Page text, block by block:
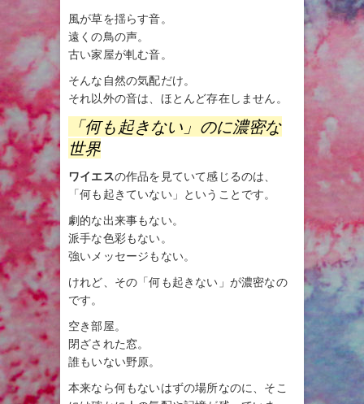
風が草を揺らす音。
遠くの鳥の声。
古い家屋が軋む音。
そんな自然の気配だけ。
それ以外の音は、ほとんど存在しません。
「何も起きない」のに濃密な
世界
ワイエスの作品を見ていて感じるのは、
「何も起きていない」ということです。
劇的な出来事もない。
派手な色彩もない。
強いメッセージもない。
けれど、その「何も起きない」が濃密なの
です。
空き部屋。
閉ざされた窓。
誰もいない野原。
本来なら何もないはずの場所なのに、そこ